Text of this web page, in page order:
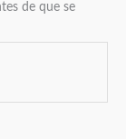
de que se